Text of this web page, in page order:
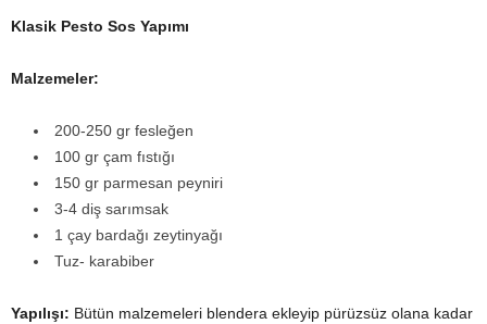
Klasik Pesto Sos Yapımı
Malzemeler:
200-250 gr fesleğen
100 gr çam fıstığı
150 gr parmesan peyniri
3-4 diş sarımsak
1 çay bardağı zeytinyağı
Tuz- karabiber
Yapılışı: Bütün malzemeleri blendera ekleyip pürüzsüz olana kadar